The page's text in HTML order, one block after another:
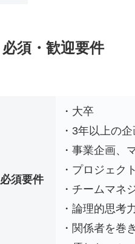
必須・歓迎要件
必須要件
・大卒
・3年以上の
・事業企画、
・プロジェク
・チームマネ
・論理的思考
・関係者を巻